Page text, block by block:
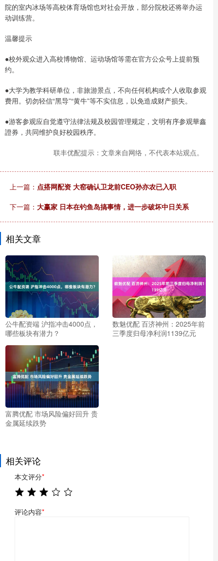
院的室内冰场等高校体育场馆也对社会开放，部分院校还将举办运
动训练营。
温馨提示
●校外观众进入高校博物馆、运动场馆等需在官方公众号上提前预
约。
●大学为教学科研单位，非旅游景点，不向任何机构或个人收取参观
费用。切勿轻信“黑导”“黄牛”等不实信息，以免造成财产损失。
●游客参观应自觉遵守法律法规及校园管理规定，文明有序参观華鑫
證券，共同维护良好校园秩序。
联丰优配提示：文章来自网络，不代表本站观点。
上一篇： 点搭网配资 大窑确认卫龙前CEO孙亦农已入职
下一篇： 大赢家 日本在钓鱼岛搞事情，进一步破坏中日关系
相关文章
公牛配资端 沪指冲击4000点，
哪些板块有潜力？
数魅优配 百济神州：2025年前
三季度归母净利润1139亿元
富腾优配 市场风险偏好回升 贵
金属延续跌势
相关评论
本文评分*
评论内容*